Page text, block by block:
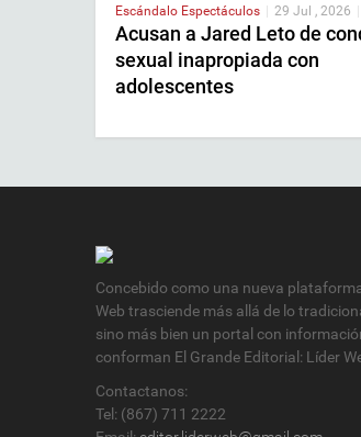
Escándalo Espectáculos | 29 Jul , 2026 |
Acusan a Jared Leto de
sexual inapropiada con
adolescentes
Concebido como una nueva
Web trasciende más allá de lo
sino más bien un portal con
conforman El Grande Editorial: Líder
Contactanos:
Tel: (867) 711 2222